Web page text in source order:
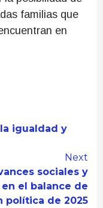
familias que
en
igualdad y
Next
sociales y
el balance de
política de 2025